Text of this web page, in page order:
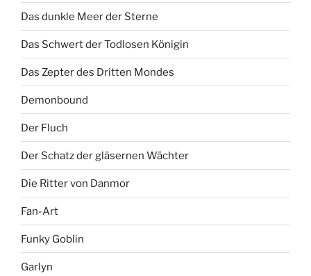
Das dunkle Meer der Sterne
Das Schwert der Todlosen Königin
Das Zepter des Dritten Mondes
Demonbound
Der Fluch
Der Schatz der gläsernen Wächter
Die Ritter von Danmor
Fan-Art
Funky Goblin
Garlyn